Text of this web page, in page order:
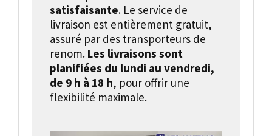
satisfaisante. Le service de
livraison est entièrement gratuit,
assuré par des transporteurs de
renom. Les livraisons sont
planifiées du lundi au vendredi,
de 9 h à 18 h, pour offrir une
flexibilité maximale.